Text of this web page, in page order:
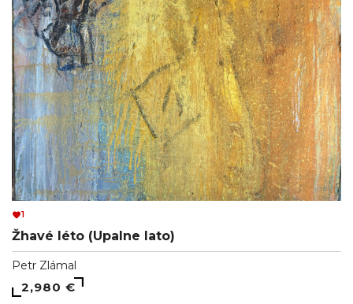
1
Žhavé léto (Upalne lato)
Petr Zlámal
2,980 €